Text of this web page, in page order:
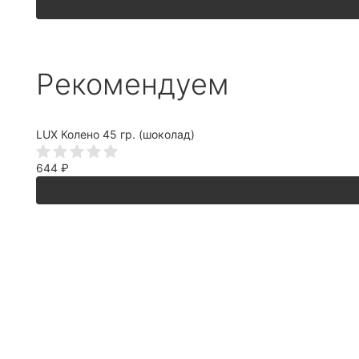
Рекомендуем
LUX Колено 45 гр. (шоколад)
644 ₽